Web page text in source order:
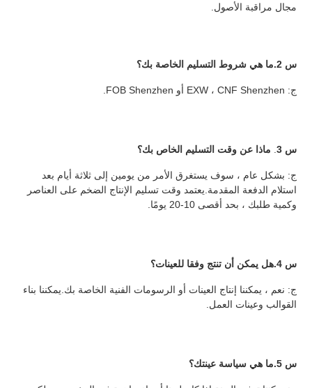
مجال مراقبة الأصول.
س 2.ما هي شروط التسليم الخاصة بك؟
ج: EXW ، CNF Shenzhen أو FOB Shenzhen.
س 3 . ماذا عن وقت التسليم الخاص بك؟
ج: بشكل عام ، سوف يستغرق الأمر من يومين إلى ثلاثة أيام بعد
وكمية طلبك ، بحد أقصى 10-20 يومًا.
س 4.هل يمكن أن تنتج وفقا للعينات؟
القوالب وعينات العمل.
س 5.ما هي سياسة عينتك؟